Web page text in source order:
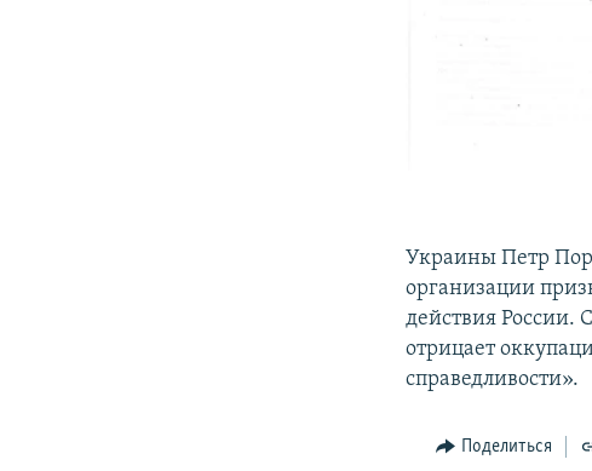
Украины Петр
организации
действия России.
отрицает
справедливости».
Поделиться